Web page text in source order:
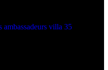
ambassadeurs villa 35